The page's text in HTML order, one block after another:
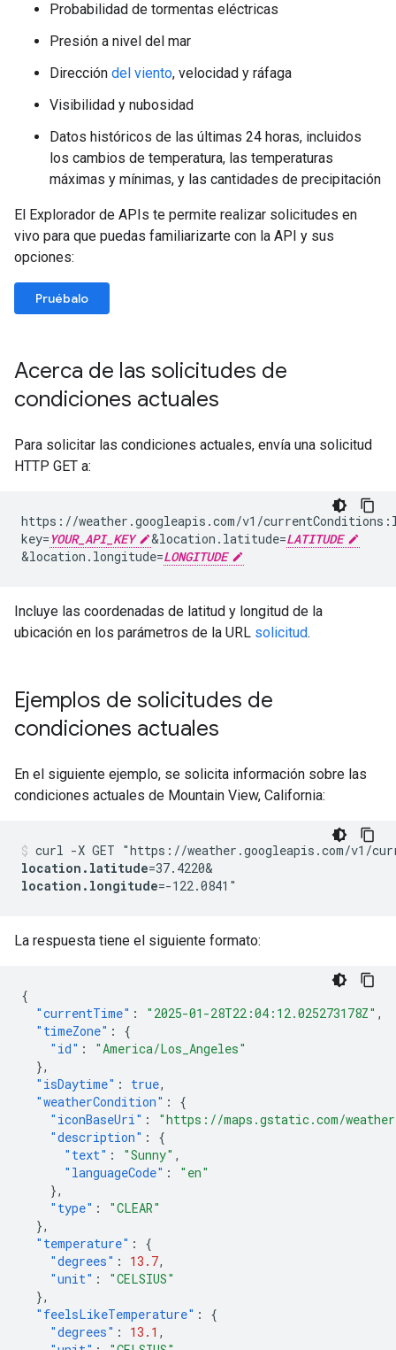
Probabilidad de tormentas eléctricas
Presión a nivel del mar
Dirección del viento, velocidad y ráfaga
Visibilidad y nubosidad
Datos históricos de las últimas 24 horas, incluidos
los cambios de temperatura, las temperaturas
máximas y mínimas, y las cantidades de precipitación
El Explorador de APIs te permite realizar solicitudes en
vivo para que puedas familiarizarte con la API y sus
opciones:
Pruébalo
Acerca de las solicitudes de
condiciones actuales
Para solicitar las condiciones actuales, envía una solicitud
HTTP GET a:
https://weather.googleapis.com/v1/
key= YOUR_API_KEY &location.latitude=LATITUDE
&location.longitude=LONGITUDE
Incluye las coordenadas de latitud y longitud de la
ubicación en los parámetros de la URL solicitud.
Ejemplos de solicitudes de
condiciones actuales
En el siguiente ejemplo, se solicita información sobre las
condiciones actuales de Mountain View, California:
curl -X GET "https://weather.googleapis.com/v1/
location.latitude=37.4220&
location.longitude
La respuesta tiene el siguiente formato:
{
"currentTime" : "2025-01-28T22:04:12.025273178Z" ,
"timeZone" :
{
"id" :
"America/Los_Angeles"
},
"isDaytime" : true,
"weatherCondition" :
{
"iconBaseUri" :
"https://maps.gstatic.com/
"description" :
{
"text" : "Sunny" ,
"languageCode" :
"en"
},
"type" :
"CLEAR"
},
"temperature" :
{
"degrees" : 13.7,
"unit" :
"CELSIUS"
},
"feelsLikeTemperature" :
{
"degrees" : 13.1 ,